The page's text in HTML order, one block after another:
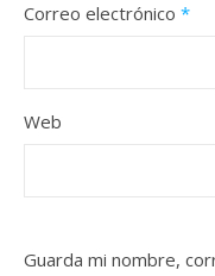
Correo electrónico *
Web
Guarda mi nombre,